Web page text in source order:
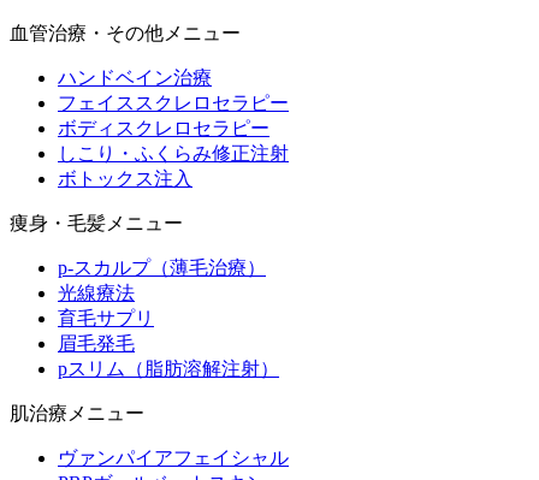
血管治療・その他メニュー
ハンドベイン治療
フェイススクレロセラピー
ボディスクレロセラピー
しこり・ふくらみ修正注射
ボトックス注入
痩身・毛髪メニュー
p-スカルプ（薄毛治療）
光線療法
育毛サプリ
眉毛発毛
pスリム（脂肪溶解注射）
肌治療メニュー
ヴァンパイアフェイシャル